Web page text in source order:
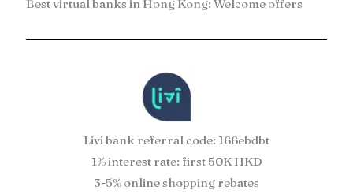
Best virtual banks in Hong Kong: Welcome offers
Livi bank referral code: 166ebdbt
1% interest rate: first 50K HKD
3-5% online shopping rebates